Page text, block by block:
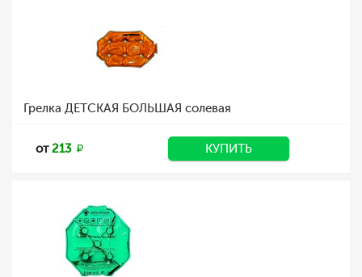
Грелка ДЕТСКАЯ БОЛЬШАЯ солевая
от213 КУПИТЬ